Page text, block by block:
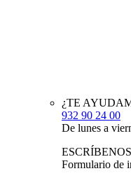
¿TE
932 90 24 00
De lunes a
ESCRÍBENOS
Formulario de